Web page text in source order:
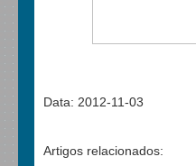
Data: 2012-11-03
Artigos relacionados: